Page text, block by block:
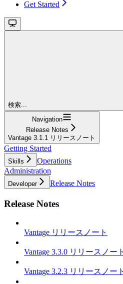
Get Started
検索...
Navigation
Release Notes
Vantage 3.1.1 リリースノート
Getting Started
Skills
Operations
Administration
Developer Release Notes
Release Notes
Vantage リリースノート
Vantage 3.3.0 リリースノート
Vantage 3.2.3 リリースノート